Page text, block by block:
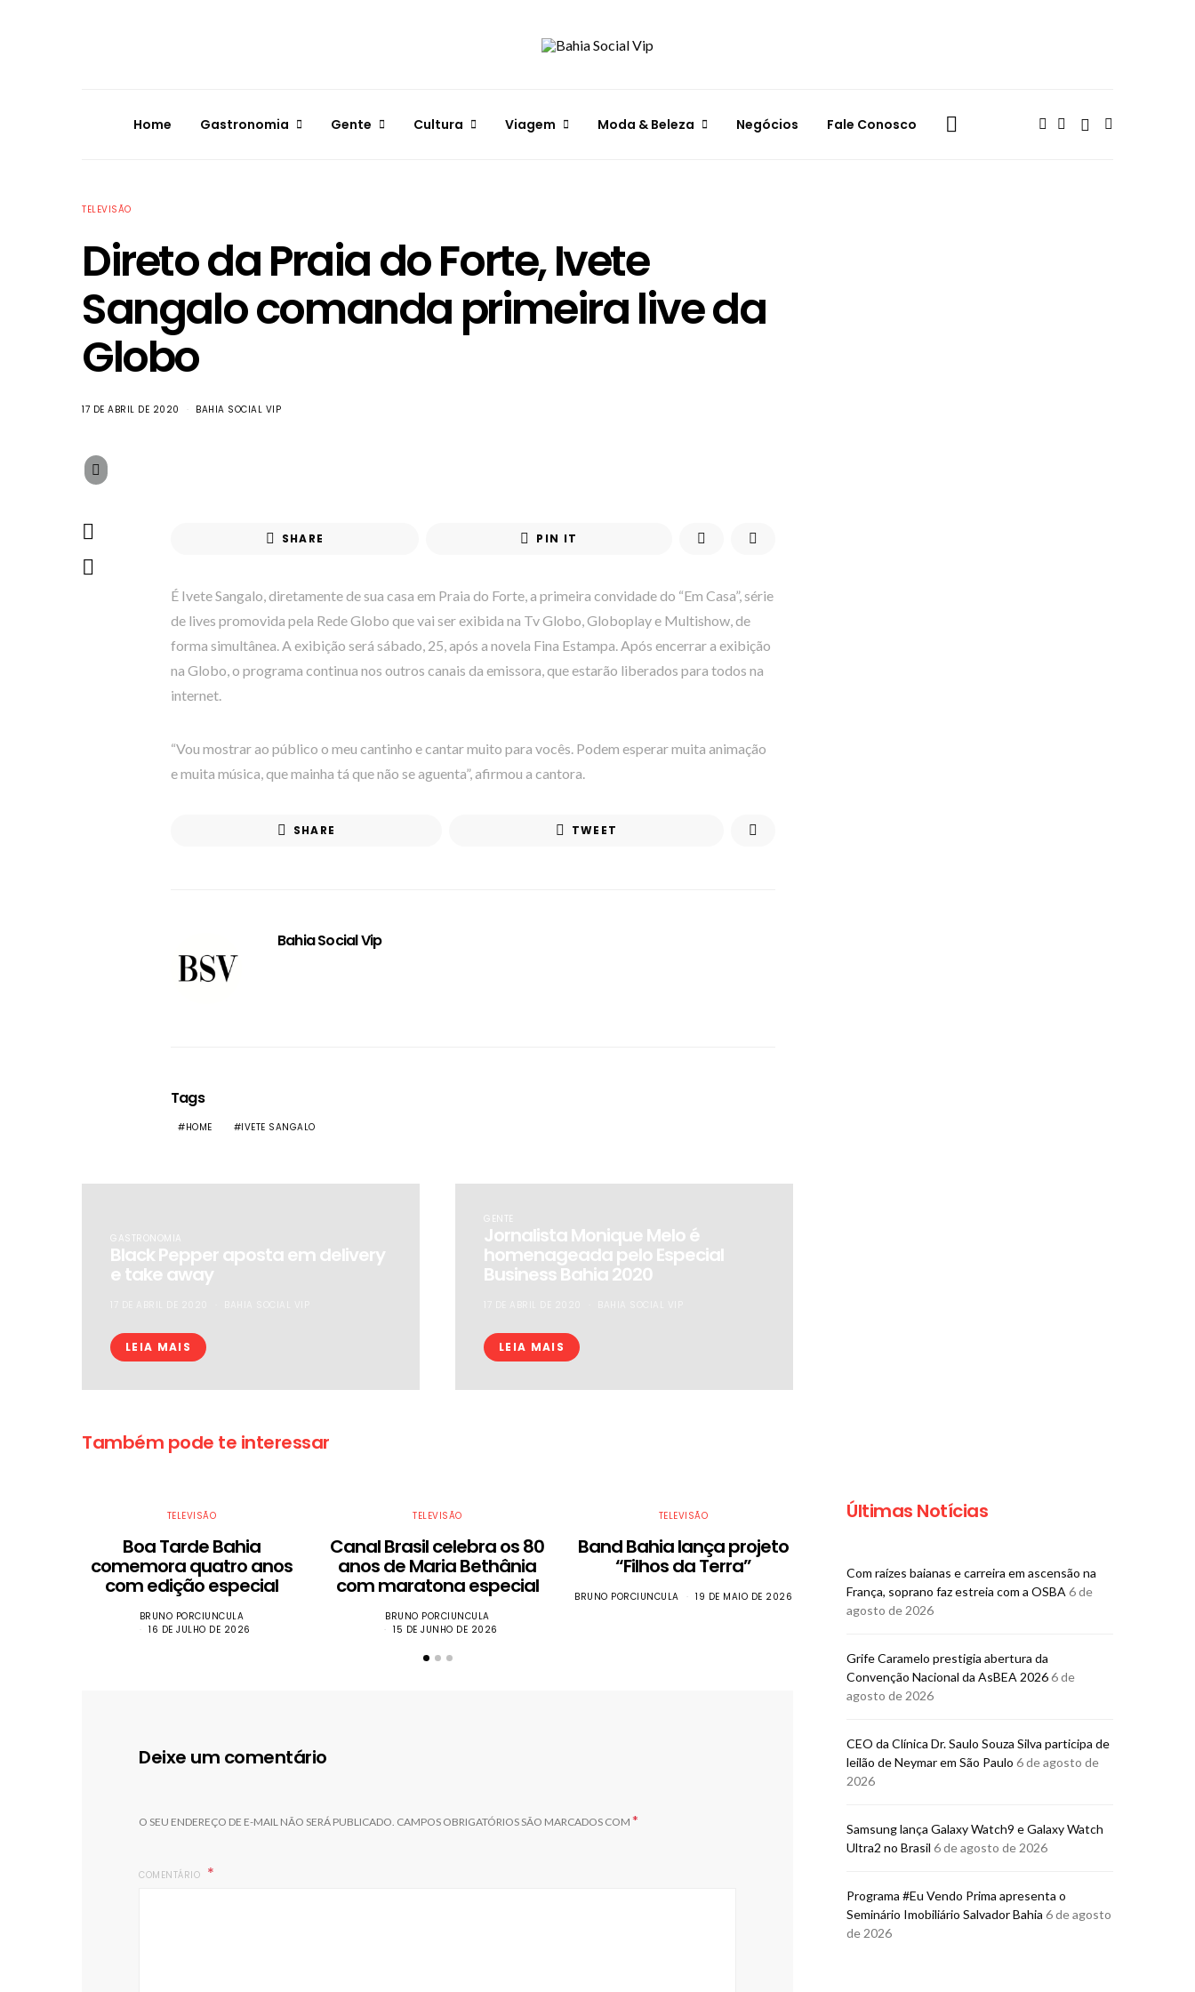
Home Gastronomia Gente Cultura Viagem Moda & Beleza Negócios Fale Conosco
TELEVISÃO
Direto da Praia do Forte, Ivete
Sangalo comanda primeira live da
Globo
17 DE ABRIL DE 2020 BAHIA SOCIAL VIP
SHARE PIN IT
É Ivete Sangalo, diretamente de sua casa em Praia do Forte, a primeira convidade do “Em Casa”, série
de lives promovida pela Rede Globo que vai ser exibida na Tv Globo, Globoplay e Multishow, de
forma simultânea. A exibição será sábado, 25, após a novela Fina Estampa. Após encerrar a exibição
na Globo, o programa continua nos outros canais da emissora, que estarão liberados para todos na
internet.
“Vou mostrar ao público o meu cantinho e cantar muito para vocês. Podem esperar muita animação
e muita música, que mainha tá que não se aguenta”, afirmou a cantora.
SHARE TWEET
Bahia Social Vip
Tags
HOME IVETE SANGALO
GASTRONOMIA
Black Pepper aposta em delivery
e take away
LEIA MAIS
GENTE
Jornalista Monique Melo é
homenageada pelo Especial
Business Bahia 2020
LEIA MAIS
Também pode te interessar
TELEVISÃO
Boa Tarde Bahia
comemora quatro anos
com edição especial
BRUNO PORCIUNCULA
16 DE JULHO DE 2026
TELEVISÃO
Canal Brasil celebra os 80
anos de Maria Bethânia
com maratona especial
BRUNO PORCIUNCULA
15 DE JUNHO DE 2026
TELEVISÃO
Band Bahia lança projeto
“Filhos da Terra”
BRUNO PORCIUNCULA 19 DE MAIO DE 2026
O Auto da Compadecida
2 vai virar série na Globo
24 DE DEZEMBRO DE 2025
Lázaro Ramos
Deixe um comentário
O SEU ENDEREÇO DE E-MAIL NÃO SERÁ PUBLICADO. CAMPOS OBRIGATÓRIOS SÃO MARCADOS COM *
COMENTÁRIO
Últimas Notícias
Com raízes baianas e carreira em ascensão na
França, soprano faz estreia com a OSBA 6 de
agosto de 2026
Grife Caramelo prestigia abertura da
Convenção Nacional da AsBEA 20266 de
agosto de 2026
CEO da Clínica Dr. Saulo Souza Silva participa de
leilão de Neymar em São Paulo 6 de agosto de
2026
Samsung lança Galaxy Watch9 e Galaxy Watch
Ultra2 no Brasil 6 de agosto de 2026
Programa #Eu Vendo Prima apresenta o
Seminário Imobiliário Salvador Bahia 6 de agosto
de 2026